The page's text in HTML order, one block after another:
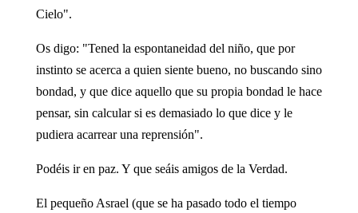
Cielo".
Os digo: "Tened la espontaneidad del niño, que por
instinto se acerca a quien siente bueno, no buscando sino
bondad, y que dice aquello que su propia bondad le hace
pensar, sin calcular si es demasiado lo que dice y le
pudiera acarrear una reprensión".
Podéis ir en paz. Y que seáis amigos de la Verdad.
El pequeño Asrael (que se ha pasado todo el tiempo